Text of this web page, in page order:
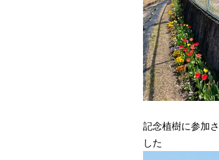
記念植樹に参加
した